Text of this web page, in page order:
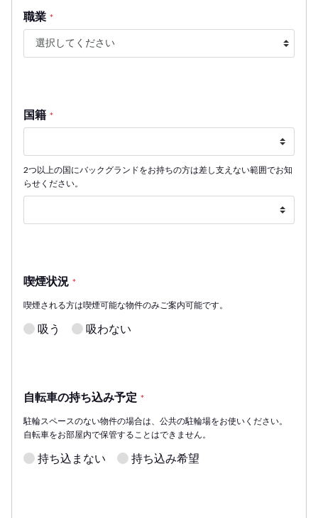
職業 *
国籍 *
2つ以上の国にバックグランドをお持ちの方は差し支えない範囲でお知
らせください。
喫煙状況 *
喫煙される方は喫煙可能な物件のみご案内可能です。
吸う 吸わない
自転車の持ち込み予定 *
駐輪スペースのない物件の場合は、公共の駐輪場をお使いください。
自転車をお部屋内で保管することはできません。
持ち込まない 持ち込み希望